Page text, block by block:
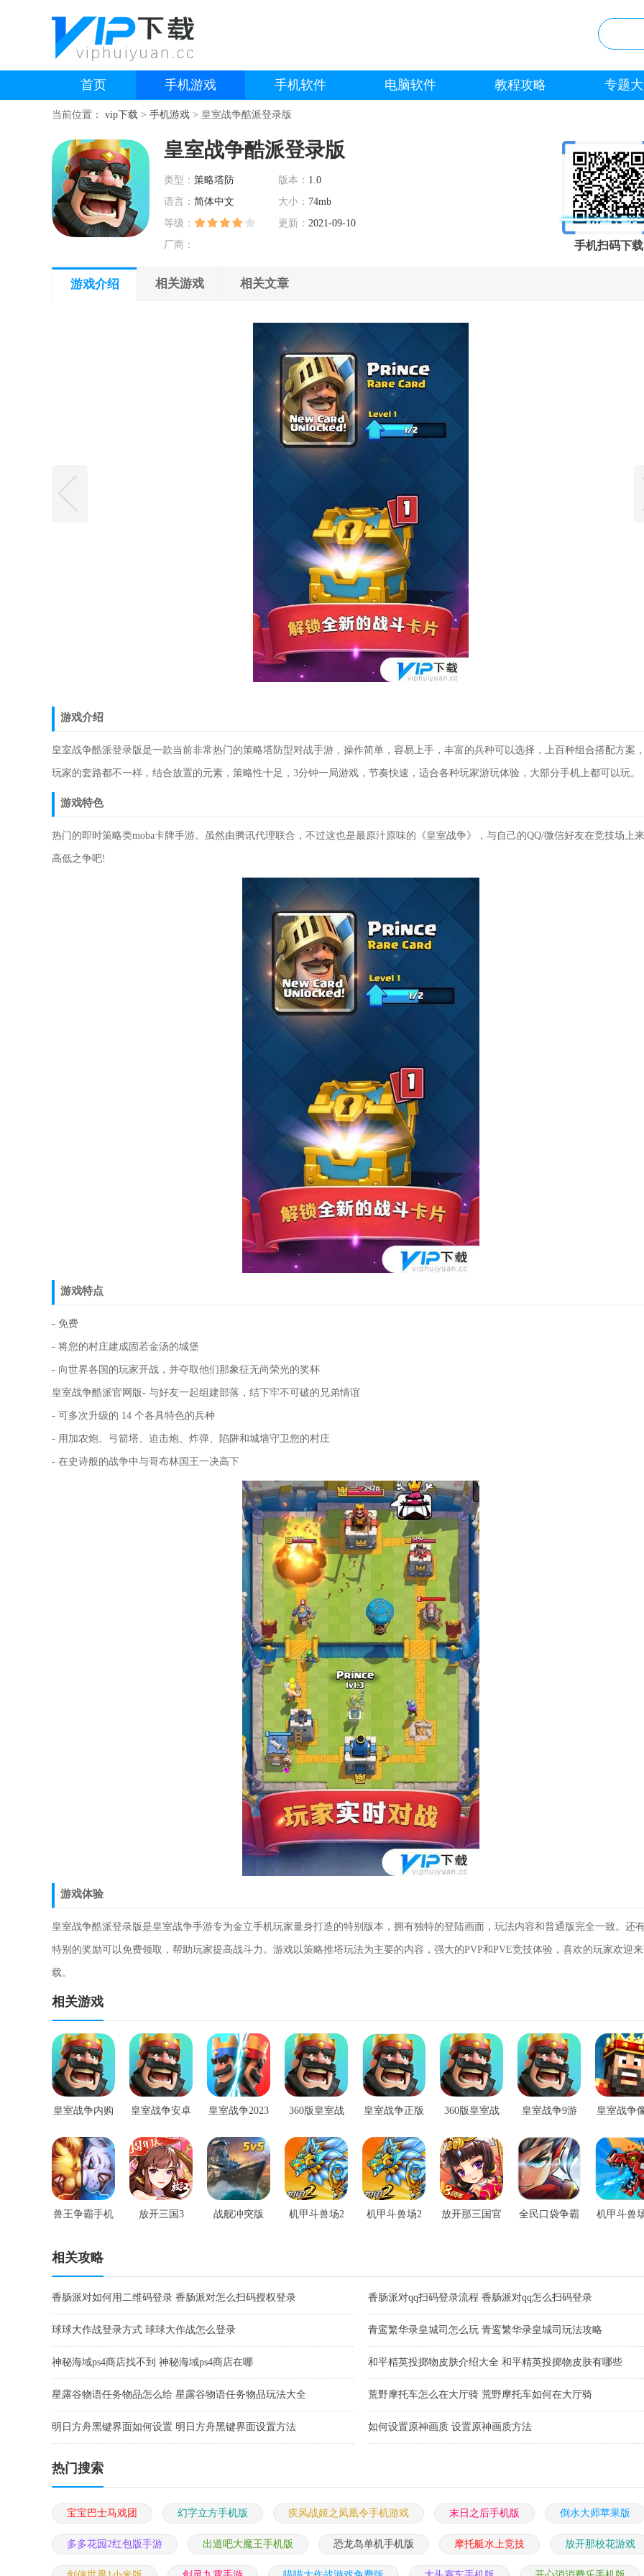
首页 手机游戏 手机软件 电脑软件 教程攻略 专题
当前位置： vip下载 > 手机游戏 > 皇室战争酷派登录版
皇室战争酷派登录版
类型： 策略塔防 版本： 1.0
语言： 简体中文 大小： 74mb
等级：
更新：2021-09-10
厂商：
手机扫码下载
游戏介绍 相关游戏 相关文章
游戏介绍
皇室战争酷派登录版是一款当前非常热门的策略塔防型对战手游，操作简单，容易上手，丰富的兵种可以选择，上百种组合搭配方案
玩家的套路都不一样，结合放置的元素，策略性十足，3分钟一局游戏，节奏快速，适合各种玩家游玩体验，大部分手机上都可以玩。
游戏特色
热门的即时策略类moba卡牌手游。虽然由腾讯代理联合，不过这也是最原汁原味的《皇室战争》，与自己的QQ/微信好友在竞技场上
高低之争吧!
游戏特点
- 免费
- 将您的村庄建成固若金汤的城堡
- 向世界各国的玩家开战，并夺取他们那象征无尚荣光的奖杯
皇室战争酷派官网版- 与好友一起组建部落，结下牢不可破的兄弟情谊
- 可多次升级的 14 个各具特色的兵种
- 用加农炮、弓箭塔、迫击炮、炸弹、陷阱和城墙守卫您的村庄
- 在史诗般的战争中与哥布林国王一决高下
游戏体验
皇室战争酷派登录版是皇室战争手游专为金立手机玩家量身打造的特别版本，拥有独特的登陆画面，玩法内容和普通版完全一致。还
特别的奖励可以免费领取，帮助玩家提高战斗力。游戏以策略推塔玩法为主要的内容，强大的PVP和PVE竞技体验，喜欢的玩家欢迎
载。
相关游戏
皇室战争内购 皇室战争安卓 皇室战争2023 360版皇室战 皇室战争正版 360版皇室战 皇室战争9游 皇室战争
兽王争霸手机 放开三国3 战舰冲突版 机甲斗兽场2 机甲斗兽场2 放开那三国官 全民口袋争霸 机甲斗兽
相关攻略
香肠派对如何用二维码登录 香肠派对怎么扫码授权登录 香肠派对qq扫码登录流程 香肠派对qq怎么扫码登录
球球大作战登录方式 球球大作战怎么登录 青鸾繁华录皇城司怎么玩 青鸾繁华录皇城司玩法攻略
神秘海域ps4商店找不到 神秘海域ps4商店在哪 和平精英投掷物皮肤介绍大全 和平精英投掷物皮肤有哪些
星露谷物语任务物品怎么给 星露谷物语任务物品玩法大全 荒野摩托车怎么在大厅骑 荒野摩托车如何在大厅骑
明日方舟黑键界面如何设置 明日方舟黑键界面设置方法 如何设置原神画质 设置原神画质方法
热门搜索
宝宝巴士马戏团 幻字立方手机版 疾风战姬之凤凰令手机游戏 末日之后手机版 倒水大师苹果版
多多花园2红包版手游 出道吧大魔王手机版 恐龙岛单机手机版 摩托艇水上竞技 放开那校花游戏